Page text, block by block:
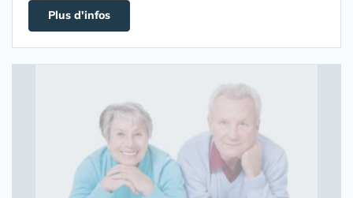
Plus d'infos